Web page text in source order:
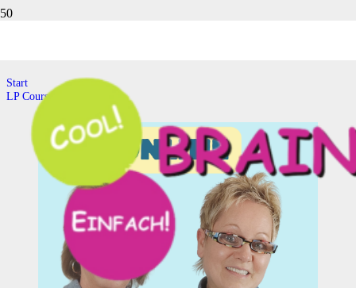
Start
LP Courses